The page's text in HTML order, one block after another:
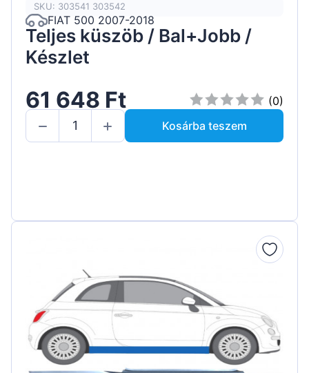
SKU: 303541 303542
FIAT 500 2007-2018
Teljes küszöb / Bal+Jobb /
Készlet
61 648 Ft
(0)
Kosárba teszem